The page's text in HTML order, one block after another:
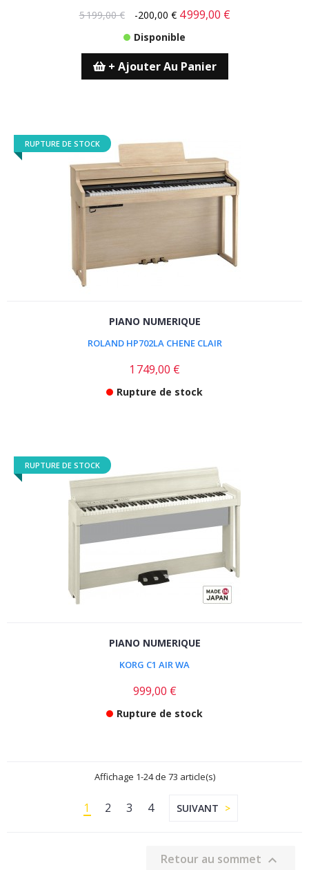
5 199,00 € -200,00 € 4 999,00 €
Disponible
+ Ajouter Au Panier
RUPTURE DE STOCK
PIANO NUMERIQUE
ROLAND HP702LA CHENE CLAIR
1 749,00 €
Rupture de stock
RUPTURE DE STOCK
PIANO NUMERIQUE
KORG C1 AIR WA
999,00 €
Rupture de stock
Affichage 1-24 de 73 article(s)
1 2 3 4 SUIVANT
Retour au sommet 